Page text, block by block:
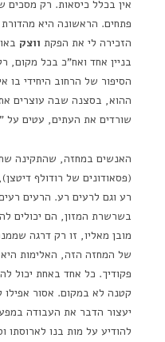
אין בכלל כיסאות. רק מסכים
פתחים. הראשונה היא
הזכירה לי את הפקת ווצק
בניין אחד ואח"כ בכל מקום,
הסיפור של הרחוב היחידי בו
ההוא, בסצנה שבה עוצרים את
שורדים את העתים, עטים על
האנשים במחזה, שהתקינה
(פסאודונים של רודולף
רע וגם לרעים רע. הרעים
בשרשרת המזון, הם יכולים
מובן מאליו, זו רק דרגה
של המחזה הזה, האלימות
פקודיך. כל אחד באחת יכול
קטנה לא במקום. אסור
יעצור הדבר את העבודה
להודיע על מות בנו לארוסתו